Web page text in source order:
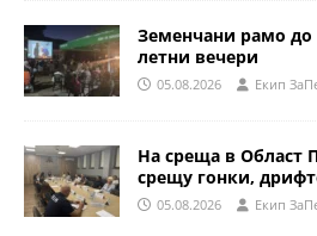
Земенчани рамо
летни вечери
05.08.2026 Eкип
На среща в Област
срещу гонки,
05.08.2026 Eкип